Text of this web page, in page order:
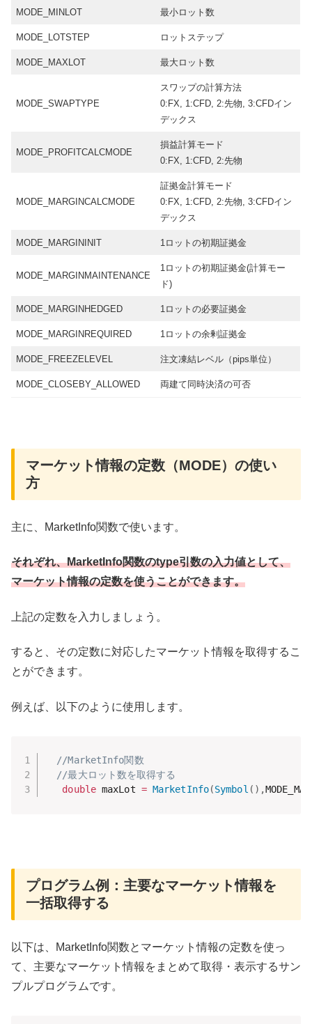
MODE_MINLOT 最小ロット数
MODE_LOTSTEP ロットステップ
MODE_MAXLOT 最大ロット数
MODE_SWAPTYPE
スワップの計算方法
0:FX, 1:CFD, 2:先物, 3:CFDイン
デックス
MODE_PROFITCALCMODE
損益計算モード
0:FX, 1:CFD, 2:先物
MODE_MARGINCALCMODE
証拠金計算モード
0:FX, 1:CFD, 2:先物, 3:CFDイン
デックス
MODE_MARGININIT 1ロットの初期証拠金
MODE_MARGINMAINTENANCE
1ロットの初期証拠金(計算モー
ド)
MODE_MARGINHEDGED 1ロットの必要証拠金
MODE_MARGINREQUIRED 1ロットの余剰証拠金
MODE_FREEZELEVEL 注文凍結レベル（pips単位）
MODE_CLOSEBY_ALLOWED 両建て同時決済の可否
マーケット情報の定数​（MODE）の使い
方
主に、MarketInfo関数で使います。
それぞれ、MarketInfo関数のtype引数の入力値として、
マーケット情報の定数を使うことができます。
上記の定数を入力しましょう。
すると、その定数に対応したマーケット情報を取得するこ
とができます。
例えば、以下のように使用します。
//MarketInfo関数
//最大ロット数を取得する
double maxLot = MarketInfo(Symbol ( ) ,
プログラム例：主要なマーケット情報を
一括取得する
以下は、MarketInfo関数とマーケット情報の定数を使っ
て、主要なマーケット情報をまとめて取得・表示するサン
プルプログラムです。